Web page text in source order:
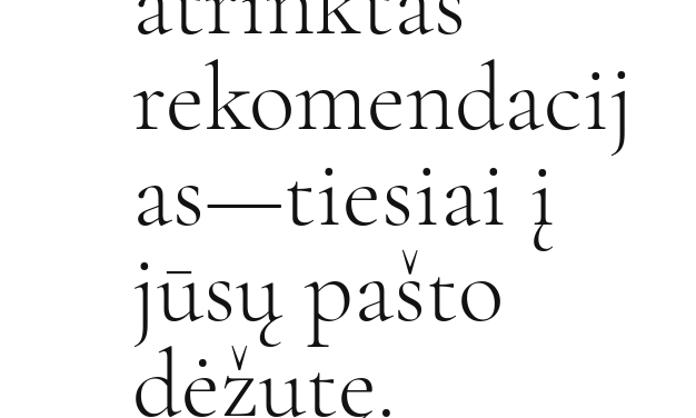
rekomendacij
as—tiesiai į
jūsų pašto
dėžutę.